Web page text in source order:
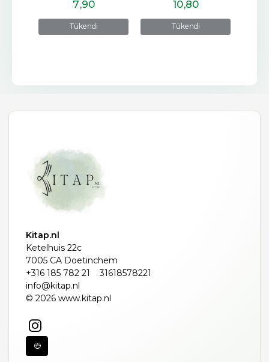
Tükendi
7,90
Tükendi
10,80
Kitap.nl
Ketelhuis 22c
7005 CA Doetinchem
+316 185 782 21
31618578221
info@kitap.nl
© 2026 www.kitap.nl